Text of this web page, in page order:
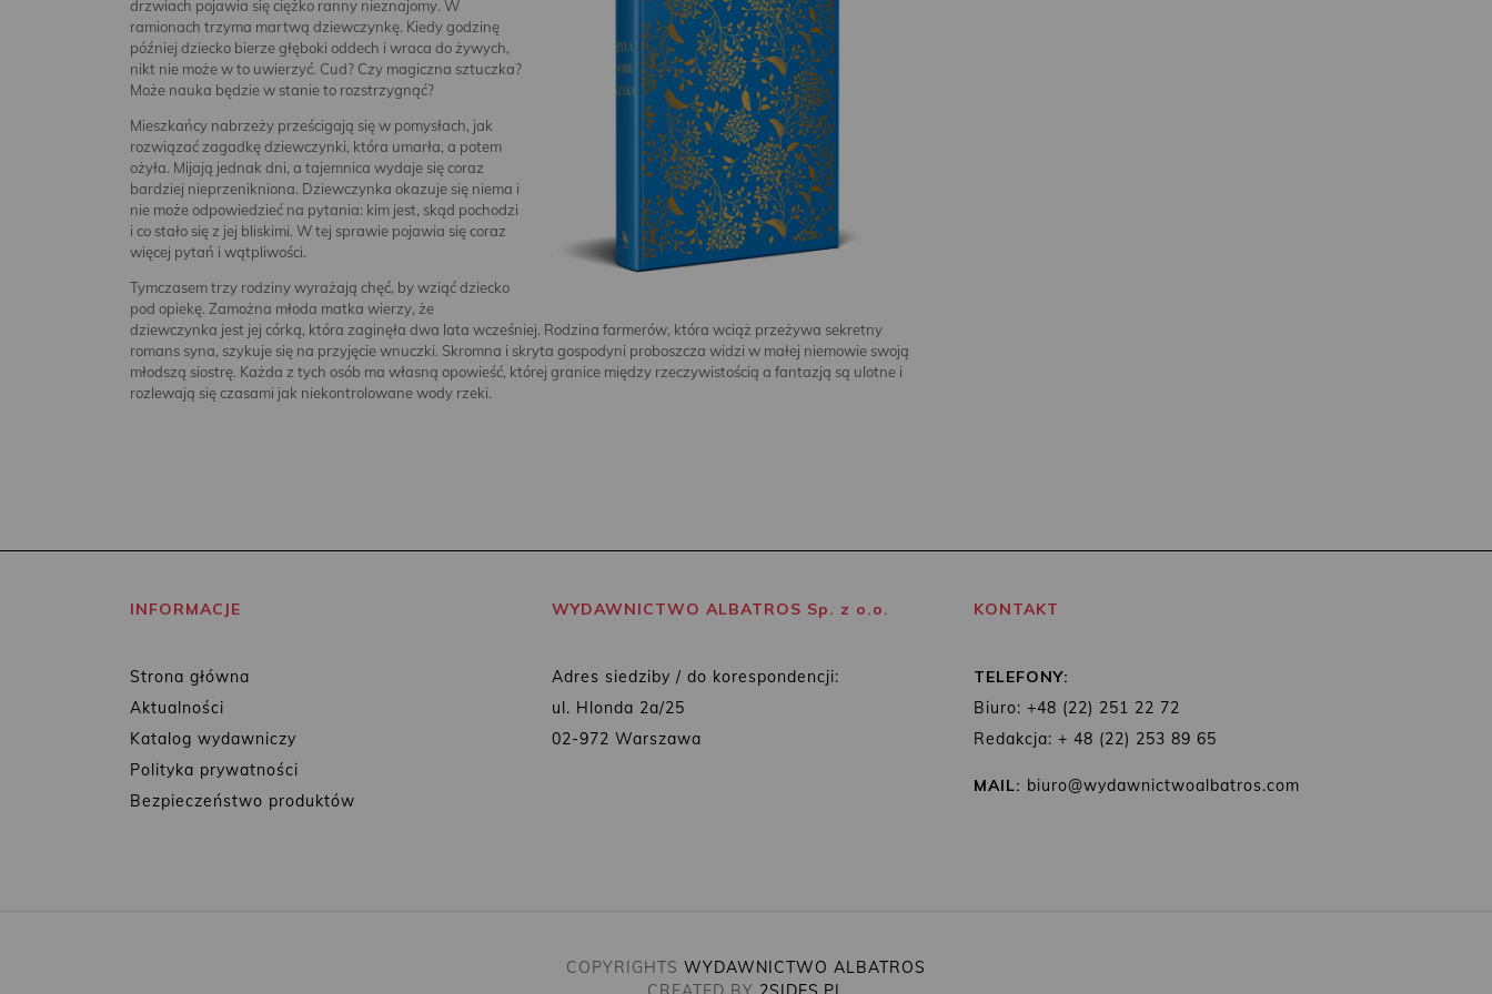
drzwiach pojawia się ciężko ranny nieznajomy. W
ramionach trzyma martwą dziewczynkę. Kiedy godzinę
później dziecko bierze głęboki oddech i wraca do żywych,
nikt nie może w to uwierzyć. Cud? Czy magiczna sztuczka?
Może nauka będzie w stanie to rozstrzygnąć?
Mieszkańcy nabrzeży prześcigają się w pomysłach, jak
rozwiązać zagadkę dziewczynki, która umarła, a potem
ożyła. Mijają jednak dni, a tajemnica wydaje się coraz
bardziej nieprzenikniona. Dziewczynka okazuje się niema i
nie może odpowiedzieć na pytania: kim jest, skąd pochodzi
i co stało się z jej bliskimi. W tej sprawie pojawia się coraz
więcej pytań i wątpliwości.
Tymczasem trzy rodziny wyrażają chęć, by wziąć dziecko
pod opiekę. Zamożna młoda matka wierzy, że
dziewczynka jest jej córką, która zaginęła dwa lata wcześniej. Rodzina farmerów, która wciąż przeżywa sekretny
romans syna, szykuje się na przyjęcie wnuczki. Skromna i skryta gospodyni proboszcza widzi w małej niemowie swoją
młodszą siostrę. Każda z tych osób ma własną opowieść, której granice między rzeczywistością a fantazją są ulotne i
rozlewają się czasami jak niekontrolowane wody rzeki.
INFORMACJE
Strona główna
Aktualności
Katalog wydawniczy
Polityka prywatności
Bezpieczeństwo produktów
WYDAWNICTWO ALBATROS Sp. z o.o.
Adres siedziby / do korespondencji:
ul. Hlonda 2a/25
02-972 Warszawa
KONTAKT
TELEFONY:
Biuro: +48 (22) 251 22 72
Redakcja: + 48 (22) 253 89 65
MAIL: biuro@wydawnictwoalbatros.com
COPYRIGHTS WYDAWNICTWO ALBATROS